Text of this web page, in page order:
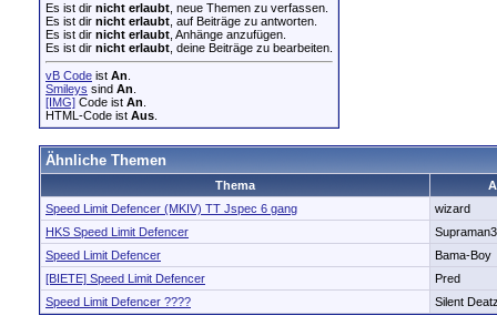
Es ist dir nicht erlaubt , neue Themen zu verfassen.
Es ist dir nicht erlaubt , auf Beiträge zu antworten.
Es ist dir nicht erlaubt , Anhänge anzufügen.
Es ist dir nicht erlaubt , deine Beiträge zu bearbeiten.
vB Code ist An
Smileys sind An
[IMG] Code ist An
HTML-Code ist Aus
Ähnliche Themen
Thema
Speed Limit Defencer (MKIV) TT Jspec 6 gang
wizard
HKS Speed Limit Defencer
Speed Limit Defencer
Bama-Boy
[BIETE] Speed Limit Defencer
Pred
Speed Limit Defencer ????
Silent